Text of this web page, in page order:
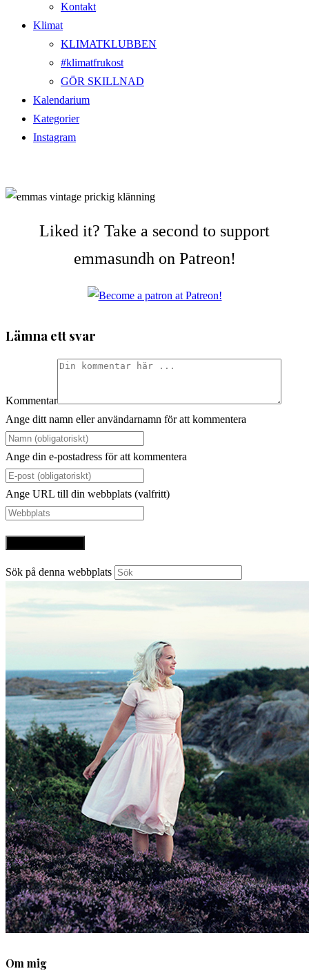
Kontakt
Klimat
KLIMATKLUBBEN
#klimatfrukost
GÖR SKILLNAD
Kalendarium
Kategorier
Instagram
Liked it? Take a second to support
emmasundh on Patreon!
Lämna ett svar
Kommentar
Ange ditt namn eller användarnamn för att kommentera
Ange din e-postadress för att kommentera
Ange URL till din webbplats (valfritt)
Sök på denna webbplats
Om mig